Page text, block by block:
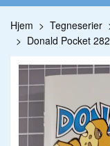
Hjem Tegneserier
Donald Pocket 282